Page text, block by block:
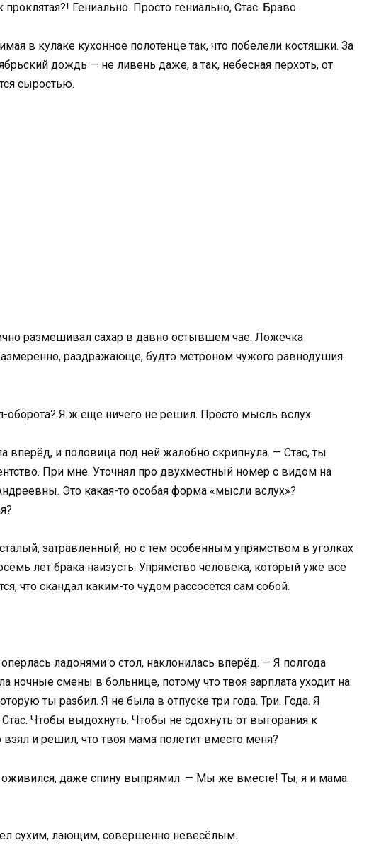
Гениально. Просто гениально, Стас. Браво.
в кулаке кухонное полотенце так, что побелели костяшки. За
дождь — не ливень даже, а так, небесная перхоть, от
сыростью.
размешивал сахар в давно остывшем чае. Ложечка
раздражающе, будто метроном чужого равнодушия.
оборота? Я ж ещё ничего не решил. Просто мысль вслух.
и половица под ней жалобно скрипнула. — Стас, ты
При мне. Уточнял про двухместный номер с видом на
Это какая-то особая форма «мысли вслух»?
затравленный, но с тем особенным упрямством в уголках
лет брака наизусть. Упрямство человека, который уже всё
что скандал каким-то чудом рассосётся сам собой.
ладонями о стол, наклонилась вперёд. — Я полгода
ночные смены в больнице, потому что твоя зарплата уходит на
ты разбил. Я не была в отпуске три года. Три. Года. Я
Стас. Чтобы выдохнуть. Чтобы не сдохнуть от выгорания к
и решил, что твоя мама полетит вместо меня?
даже спину выпрямил. — Мы же вместе! Ты, я и мама.
сухим, лающим, совершенно невесёлым.